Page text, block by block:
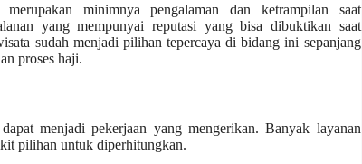
minimnya pengalaman dan ketrampilan saat
yang mempunyai reputasi yang bisa dibuktikan saat
sudah menjadi pilihan tepercaya di bidang ini sepanjang
proses haji.
menjadi pekerjaan yang mengerikan. Banyak layanan
pilihan untuk diperhitungkan.